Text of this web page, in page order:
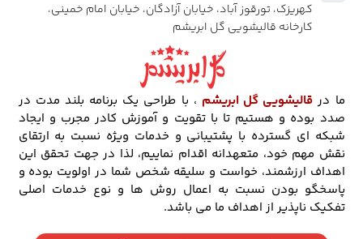
کهریزک، تورقوز آباد، خیابان آزادگان، خیابان امام خمینی،
کارخانه قالیشویی گل ابریشم
ما در قالیشویی گل ابریشم ، با طراحی یک برنامه بلند مدت در
صدد بوده و هستیم تا با تقویت و آموزش کادر مجرب و ایجاد
شبکه ای گسترده با پشتیبانی و خدمات ویژه نسبت به ارتقای
نقش مهم خود، متعهدانه اقدام نماییم، لذا در جهت تحقق این
اهداف ارزشمند، خواست و سلیقه شخص شما در اولویت بوده و
پاسخگو بودن نسبت به اعمال روش ها و نوع خدمات اصلی
تفکیک ناپذیر از اهداف ما می باشد.